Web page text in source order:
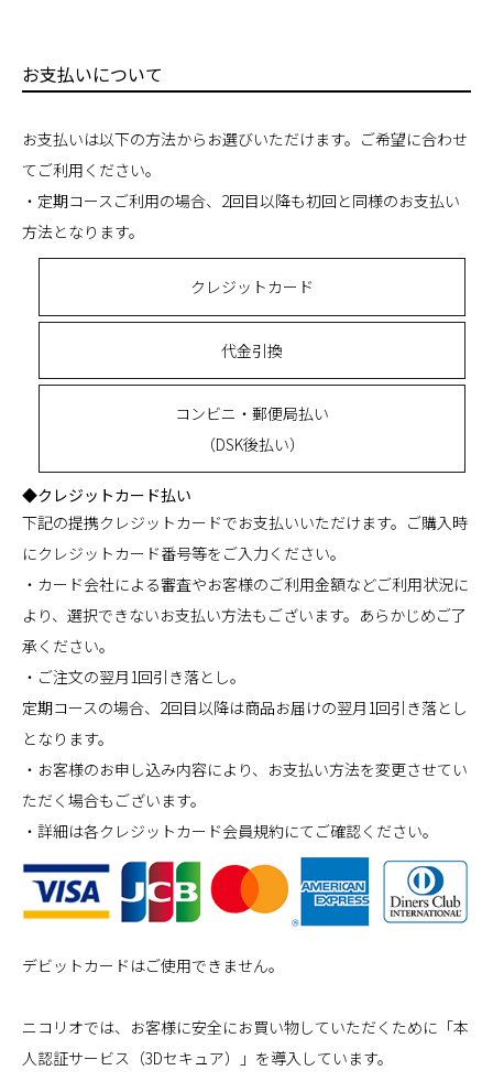
お支払いについて
お支払いは以下の方法からお選びいただけます。ご希望に合わせ
てご利用ください。
・定期コースご利用の場合、2回目以降も初回と同様のお支払い
方法となります。
クレジットカード
代金引換
コンビニ・郵便局払い
（DSK後払い）
◆クレジットカード払い
下記の提携クレジットカードでお支払いいただけます。ご購入時
にクレジットカード番号等をご入力ください。
・カード会社による審査やお客様のご利用金額などご利用状況に
より、選択できないお支払い方法もございます。あらかじめご了
承ください。
・ご注文の翌月1回引き落とし。
定期コースの場合、2回目以降は商品お届けの翌月1回引き落とし
となります。
・お客様のお申し込み内容により、お支払い方法を変更させてい
ただく場合もございます。
・詳細は各クレジットカード会員規約にてご確認ください。
デビットカードはご使用できません。
ニコリオでは、お客様に安全にお買い物していただくために「本
人認証サービス（3Dセキュア）」を導入しています。